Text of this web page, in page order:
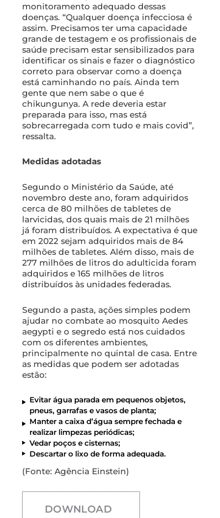
monitoramento adequado dessas
doenças. “Qualquer doença infecciosa é
assim. Precisamos ter uma capacidade
grande de testagem e os profissionais de
saúde precisam estar sensibilizados para
identificar os sinais e fazer o diagnóstico
correto para observar como a doença
está caminhando no país. Ainda tem
gente que nem sabe o que é
chikungunya. A rede deveria estar
preparada para isso, mas está
sobrecarregada com tudo e mais covid”,
ressalta.
Medidas adotadas
Segundo o Ministério da Saúde, até
novembro deste ano, foram adquiridos
cerca de 80 milhões de tabletes de
larvicidas, dos quais mais de 21 milhões
já foram distribuídos. A expectativa é que
em 2022 sejam adquiridos mais de 84
milhões de tabletes. Além disso, mais de
277 milhões de litros do adulticida foram
adquiridos e 165 milhões de litros
distribuídos às unidades federadas.
Segundo a pasta, ações simples podem
ajudar no combate ao mosquito Aedes
aegypti e o segredo está nos cuidados
com os diferentes ambientes,
principalmente no quintal de casa. Entre
as medidas que podem ser adotadas
estão:
Evitar água parada em pequenos objetos,
pneus, garrafas e vasos de planta;
Manter a caixa d’água sempre fechada e
realizar limpezas periódicas;
Vedar poços e cisternas;
Descartar o lixo de forma adequada.
(Fonte: Agência Einstein)
DOWNLOAD